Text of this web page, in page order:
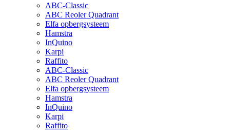
ABC-Classic
ABC Reoler Quadrant
Elfa opbergsysteem
Hamstra
InQuino
Karpi
Raffito
ABC-Classic
ABC Reoler Quadrant
Elfa opbergsysteem
Hamstra
InQuino
Karpi
Raffito